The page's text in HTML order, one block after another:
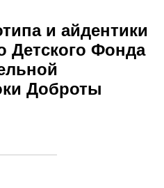
и айдентики
Детского Фонда
Доброты